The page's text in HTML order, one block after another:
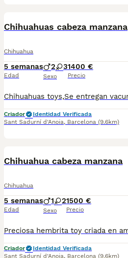
Chihuahuas cabeza manzana
Chihuahua
5 semanas
Edad
2 3
Sexo
1400 €
Precio
Criador
Identidad Verificada
Sant Sadurní d'Anoia, Barcelona (9.6km)
Chihuahua cabeza manzana
Chihuahua
5 semanas
Edad
1 2
Sexo
1500 €
Precio
Criador
Identidad Verificada
Sant Sadurní d'Anoia, Barcelona (9.6km)